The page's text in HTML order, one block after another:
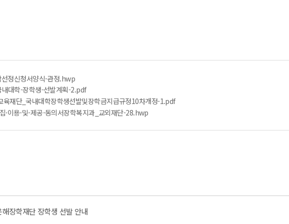
정신청서양식-관정.hwp
대학-장학생-선발계획-2.pdf
육재단_국내대학장학생선발및장학금지급규정10차개정-1.pdf
·이용-및-제공-동의서장학복지과_교외재단-28.hwp
장학재단 장학생 선발 안내